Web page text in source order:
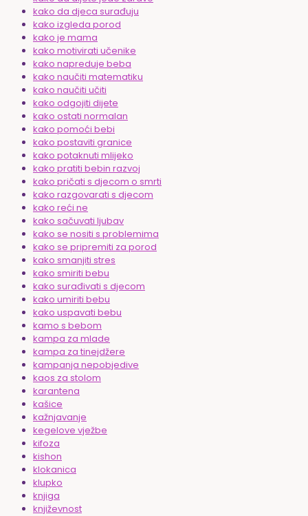
kako da djeca surađuju
kako izgleda porod
kako je mama
kako motivirati učenike
kako napreduje beba
kako naučiti matematiku
kako naučiti učiti
kako odgojiti dijete
kako ostati normalan
kako pomoći bebi
kako postaviti granice
kako potaknuti mlijeko
kako pratiti bebin razvoj
kako pričati s djecom o smrti
kako razgovarati s djecom
kako reći ne
kako sačuvati ljubav
kako se nositi s problemima
kako se pripremiti za porod
kako smanjiti stres
kako smiriti bebu
kako surađivati s djecom
kako umiriti bebu
kako uspavati bebu
kamo s bebom
kampa za mlade
kampa za tinejdžere
kampanja nepobjedive
kaos za stolom
karantena
kašice
kažnjavanje
kegelove vježbe
kifoza
kishon
klokanica
klupko
knjiga
književnost